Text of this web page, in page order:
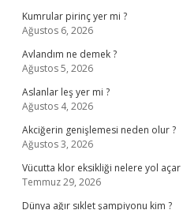
Kumrular pirinç yer mi ?
Ağustos 6, 2026
Avlandım ne demek ?
Ağustos 5, 2026
Aslanlar leş yer mi ?
Ağustos 4, 2026
Akciğerin genişlemesi neden olur ?
Ağustos 3, 2026
Vücutta klor eksikliği nelere yol açar
Temmuz 29, 2026
Dünya ağır sıklet şampiyonu kim ?